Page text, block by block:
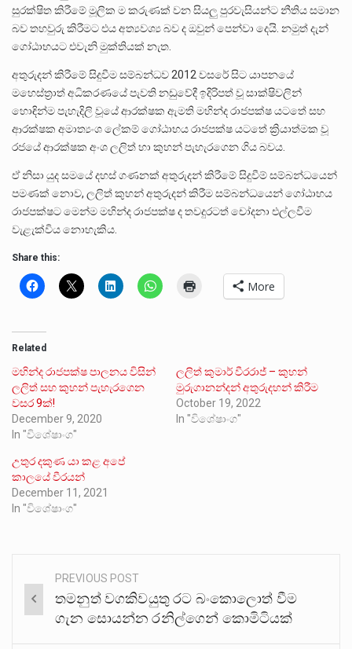
සුරක්ෂිත කිරීමේ මූලික ම කරුණක් වන සියලු පුරවැසියන්ට නීතිය සමාන
බව තහවුරු කිරීමට එය අත්‍යවශ්‍ය බව ද ඔවුන් පෙන්වා දෙයි. නමුත් දැන්
ගෝඨාභයට එවැනි මුක්තියක් නැත.
අතුරුදන් කිරීමේ සිදුවීම සම්බන්ධව 2012 වසරේ සිට යාපනයේ
මහෙස්ත්‍රාත් අධිකරණයේ පැවති නඩුවේදී ඉදිරිපත් වූ සාක්ෂිවලින්
හොඳින්ම පැහැදිලි වූයේ ආරක්ෂක ඇමති මහින්ද රාජපක්ෂ යටතේ සහ
ආරක්ෂක අමාත්‍යංශ ලේකම් ගෝඨාභය රාජපක්ෂ යටතේ ක්‍රියාත්මක වූ
රජයේ ආරක්ෂක අංශ ලලිත් හා කුහන් පැහැරගෙන ගිය බවය.
ඒ නිසා යුද සමයේ දහස් ගණනක් අතුරුදන් කිරීමේ සිදුවීම් සම්බන්ධයෙන්
පමණක් නොව, ලලිත් කුහන් අතුරුදන් කිරීම සම්බන්ධයෙන් ගෝඨාභය
රාජපක්ෂට මෙන්ම මහින්ද රාජපක්ෂ ද තවදුරටත් චෝදනා එල්ලවීම
වැළැක්විය නොහැකිය.
Share this:
More
Related
මහින්ද රාජපක්ෂ පාලනය විසින්
ලලිත් සහ කුහන් පැහැරගෙන
වසර 9ක්!
December 9, 2020
In "විශේෂාංග"
ලලිත් කුමාර් වීරරාජ් – කුහන්
මුරුගානන්දන් අතුරුදහන් කිරීම
October 19, 2022
In "විශේෂාංග"
උතුර දකුණ යා කළ අපේ
කාලයේ වීරයන්
December 11, 2021
In "විශේෂාංග"
Post
navigation
PREVIOUS POST
තමනුත් වගකිවයුතු රට බංකොලොත් වීම
ගැන සොයන්න රනිල්ගෙන් කොමිටියක්